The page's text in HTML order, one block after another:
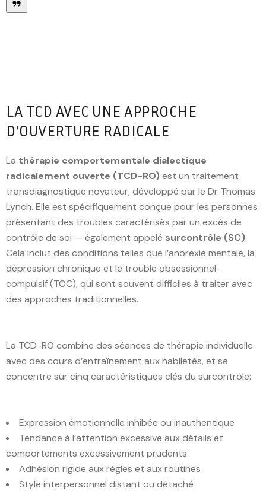
LA TCD AVEC UNE APPROCHE
D’OUVERTURE RADICALE
La thérapie comportementale dialectique
radicalement ouverte (TCD-RO)est un traitement
transdiagnostique novateur, développé par le Dr Thomas
Lynch. Elle est spécifiquement conçue pour les personnes
présentant des troubles caractérisés par un excès de
contrôle de soi — également appelé surcontrôle (SC).
Cela inclut des conditions telles que l’anorexie mentale, la
dépression chronique et le trouble obsessionnel-
compulsif (TOC), qui sont souvent difficiles à traiter avec
des approches traditionnelles.
La TCD-RO combine des séances de thérapie individuelle
avec des cours d’entraînement aux habiletés, et se
concentre sur cinq caractéristiques clés du surcontrôle:
Expression émotionnelle inhibée ou inauthentique
Tendance à l’attention excessive aux détails et
comportements excessivement prudents
Adhésion rigide aux règles et aux routines
Style interpersonnel distant ou détaché